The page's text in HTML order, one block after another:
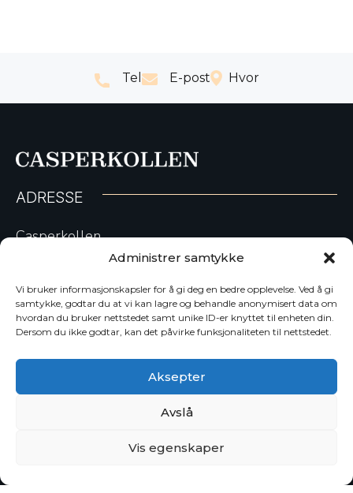
Administrer samtykke
Vi bruker informasjonskapsler for å gi deg en bedre opplevelse. Ved å gi
samtykke, godtar du at vi kan lagre og behandle anonymisert data om
hvordan du bruker nettstedet samt unike ID-er knyttet til enheten din.
Dersom du ikke godtar, kan det påvirke funksjonaliteten til nettstedet.
Aksepter
Avslå
Vis egenskaper
Tel E-post Hvor
ADRESSE
Casperkollen
Øvre Kråkenes 17
KONTAKTINFO
post@casperkollen.no